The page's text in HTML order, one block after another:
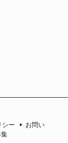
シー
お問い